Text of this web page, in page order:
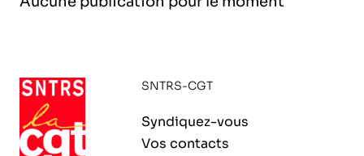
l’exploitation de la mer
SNTRS-CGT
Syndiquez-vous
Vos contacts